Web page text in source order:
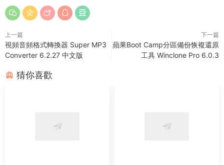
上一篇
視頻音頻格式轉換器 Super MP3
Converter 6.2.27 中文版
下一篇
蘋果Boot Camp分區備份恢複還原
工具 Winclone Pro 6.0.3
猜你喜歡